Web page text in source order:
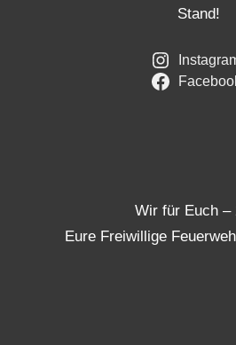
Stand!
Wir für Euch –
Eure Freiwillige